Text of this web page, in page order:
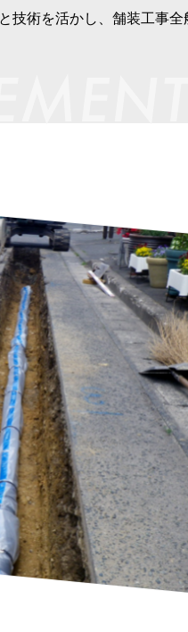
技術を活かし、舗装工事全